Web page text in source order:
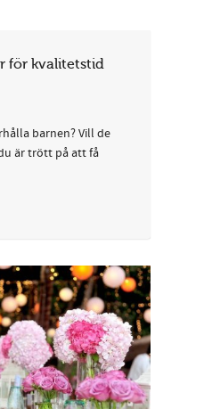
för kvalitetstid
barnen? Vill de
är trött på att få